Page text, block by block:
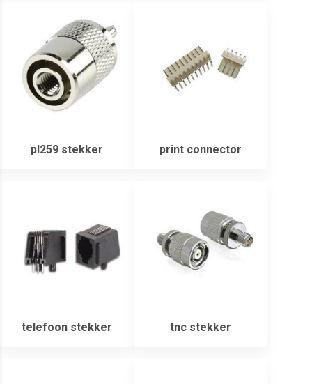
pl259 stekker print connector
telefoon stekker tnc stekker